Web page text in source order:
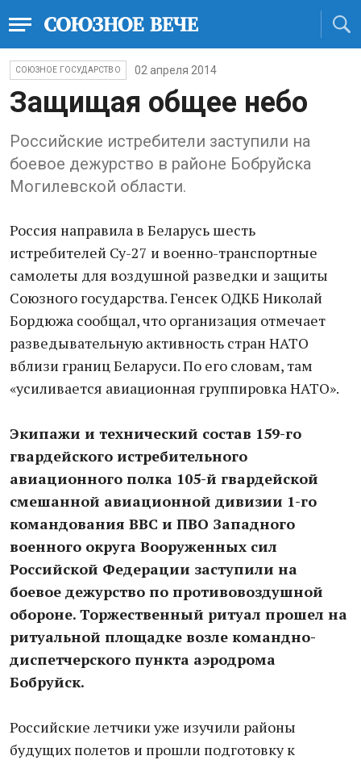
СОЮЗНОЕ ГОСУДАРСТВО 02 апреля 2014
Защищая общее небо
Российские истребители заступили на
боевое дежурство в районе Бобруйска
Могилевской области.
Россия направила в Беларусь шесть
истребителей Су-27 и военно-транспортные
самолеты для воздушной разведки и защиты
Союзного государства. Генсек ОДКБ Николай
Бордюжа сообщал, что организация отмечает
разведывательную активность стран НАТО
вблизи границ Беларуси. По его словам, там
«усиливается авиационная группировка НАТО».
Экипажи и технический состав 159-го
гвардейского истребительного
авиационного полка 105-й гвардейской
смешанной авиационной дивизии 1-го
командования ВВС и ПВО Западного
военного округа Вооруженных сил
Российской Федерации заступили на
боевое дежурство по противовоздушной
обороне. Торжественный ритуал прошел на
ритуальной площадке возле командно-
диспетчерского пункта аэродрома
Бобруйск.
Российские летчики уже изучили районы
будущих полетов и прошли подготовку к